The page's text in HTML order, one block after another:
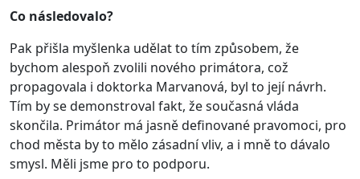
Co následovalo?
Pak přišla myšlenka udělat to tím způsobem, že
bychom alespoň zvolili nového primátora, což
propagovala i doktorka Marvanová, byl to její návrh.
Tím by se demonstroval fakt, že současná vláda
skončila. Primátor má jasně definované pravomoci, pro
chod města by to mělo zásadní vliv, a i mně to dávalo
smysl. Měli jsme pro to podporu.